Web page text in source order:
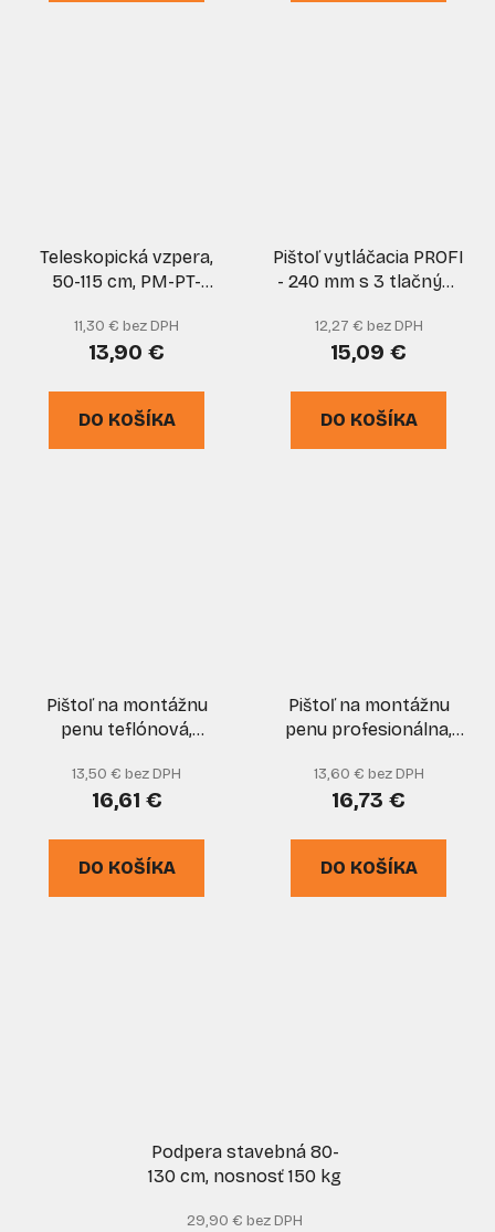
Teleskopická vzpera,
50-115 cm, PM-PT-
11,30 € bez DPH
13,90 €
DO KOŠÍKA
Pištoľ vytláčacia PROFI
- 240 mm s 3 tlačnými
12,27 € bez DPH
15,09 €
DO KOŠÍKA
Pištoľ na montážnu
penu teflónová,
cm, GEKO
13,50 € bez DPH
16,61 €
DO KOŠÍKA
Pištoľ na montážnu
penu profesionálna,
13,60 € bez DPH
16,73 €
DO KOŠÍKA
Podpera stavebná 80-
130 cm, nosnosť 150 kg
29,90 € bez DPH